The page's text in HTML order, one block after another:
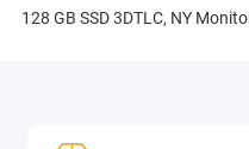
128 GB SSD 3DTLC, NY